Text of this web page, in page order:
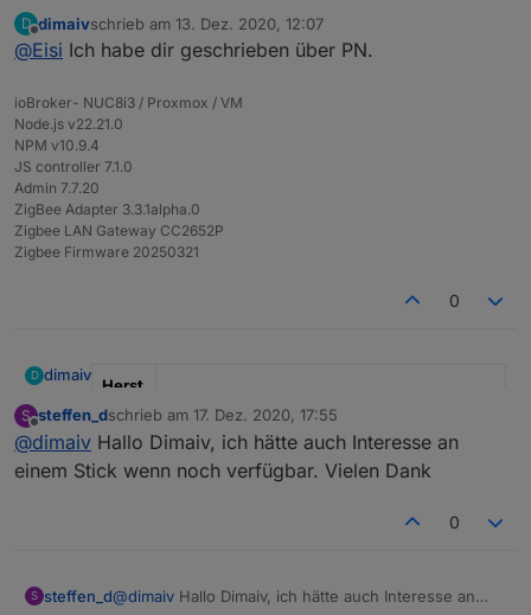
nd
hreib
ung
3.x.0, Update über USB, mit 3 dBi Antenne
Hier geht's zum CC2538+CC2592 Stick
Hast du noch einen Stick vorrätig? Würde ihn gern als
Ersatz für meinen CC2531 einsetzen.
D
Offline
dimaivschrieb am 13. Dez. 2020, 12:07
zuletzt editiert von
@Eisi Ich habe dir geschrieben über PN.
ioBroker- NUC8i3 / Proxmox / VM
Node.js v22.21.0
NPM v10.9.4
JS controller 7.1.0
Admin 7.7.20
ZigBee Adapter 3.3.1alpha.0
Zigbee LAN Gateway CC2652P
Zigbee Firmware 20250321
0
D dimaiv
Herst
eller
" Ich "
Mode
l
"CC2652P, Einsatzbereit"
s pro
Telegramm:https://t.me/Zigbee1
S
Offline
steffen_dschrieb am 17. Dez. 2020, 17:55
zuletzt editiert von
@dimaiv Hallo Dimaiv, ich hätte auch Interesse an
einem Stick wenn noch verfügbar. Vielen Dank
0
S steffen_d@dimaiv Hallo Dimaiv, ich hätte auch Interesse an